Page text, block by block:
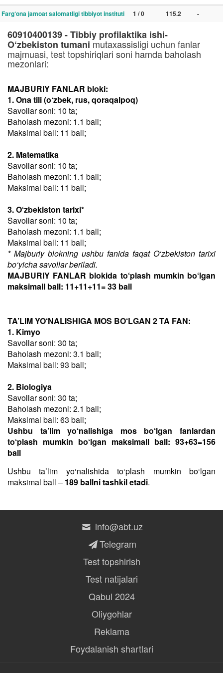
Farg‘ona jamoat salomatligi tibbiyot instituti 1 / 0 115.2 -
60910400139 - Tibbiy profilaktika ishi-
O‘zbekiston tumanimutaxassisligi uchun fanlar
majmuasi, test topshiriqlari soni hamda baholash
mezonlari:
MAJBURIY FANLAR bloki:
1. Ona tili (o‘zbek, rus, qoraqalpoq)
Savollar soni: 10 ta;
Baholash mezoni: 1.1 ball;
Maksimal ball: 11 ball;
2. Matematika
Savollar soni: 10 ta;
Baholash mezoni: 1.1 ball;
Maksimal ball: 11 ball;
3. O‘zbekiston tarixi*
Savollar soni: 10 ta;
Baholash mezoni: 1.1 ball;
Maksimal ball: 11 ball;
* Majburiy blokning ushbu fanida faqat O‘zbekiston tarixi
bo‘yicha savollar beriladi.
MAJBURIY FANLAR blokida to‘plash mumkin bo‘lgan
maksimall ball: 11+11+11= 33 ball
TA’LIM YO‘NALISHIGA MOS BO‘LGAN 2 TA FAN:
1. Kimyo
Savollar soni: 30 ta;
Baholash mezoni: 3.1 ball;
Maksimal ball: 93 ball;
2. Biologiya
Savollar soni: 30 ta;
Baholash mezoni: 2.1 ball;
Maksimal ball: 63 ball;
Ushbu ta’lim yo‘nalishiga mos bo‘lgan fanlardan
to‘plash mumkin bo‘lgan maksimall ball: 93+63=156
ball
Ushbu taʼlim yo‘nalishida to‘plash mumkin bo‘lgan
maksimal ball – 189 ballni tashkil etadi.
info@abt.uz
Telegram
Test topshirish
Test natijalari
Qabul 2024
Oliygohlar
Reklama
Foydalanish shartlari